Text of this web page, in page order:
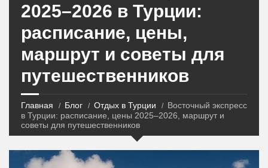
2025–2026 в Турции:
расписание, цены,
маршрут и советы для
путешественников
Главная Блог Отдых в Турции
Восточный экспресс
в Турции: расписание, цены 2025–2026, маршрут и
советы для путешественников